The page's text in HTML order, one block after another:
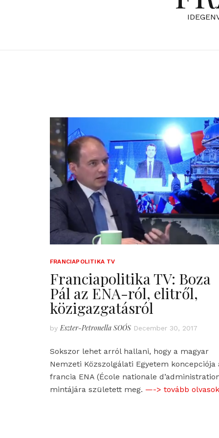
FRANCIAPOLITIKA TV
Franciapolitika TV: Boza
Pál az ENA-ról, elitről,
közigazgatásról
by Eszter-Petronella SOÓS December 30, 2017
Sokszor lehet arról hallani, hogy a magyar
Nemzeti Közszolgálati Egyetem koncepciója
francia ENA (École nationale
mintájára született meg. —-> tovább